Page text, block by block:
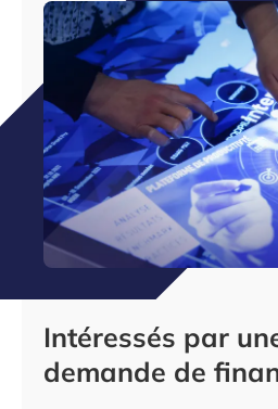
Intéressés par
demande de